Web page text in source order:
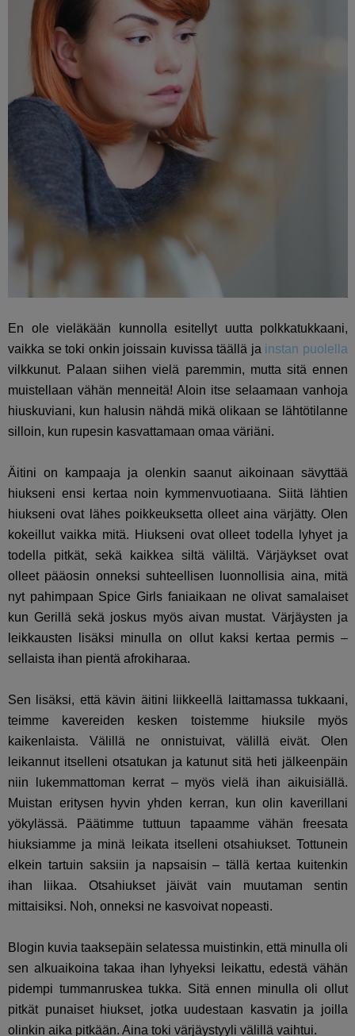
En ole vieläkään kunnolla esitellyt uutta polkkatukkaani,
vaikka se toki onkin joissain kuvissa täällä ja instan puolella
vilkkunut. Palaan siihen vielä paremmin, mutta sitä ennen
muistellaan vähän menneitä! Aloin itse selaamaan vanhoja
hiuskuviani, kun halusin nähdä mikä olikaan se lähtötilanne
silloin, kun rupesin kasvattamaan omaa väriäni.
Äitini on kampaaja ja olenkin saanut aikoinaan sävyttää
hiukseni ensi kertaa noin kymmenvuotiaana. Siitä lähtien
hiukseni ovat lähes poikkeuksetta olleet aina värjätty. Olen
kokeillut vaikka mitä. Hiukseni ovat olleet todella lyhyet ja
todella pitkät, sekä kaikkea siltä väliltä. Värjäykset ovat
olleet pääosin onneksi suhteellisen luonnollisia aina, mitä
nyt pahimpaan Spice Girls faniaikaan ne olivat samalaiset
kun Gerillä sekä joskus myös aivan mustat. Värjäysten ja
leikkausten lisäksi minulla on ollut kaksi kertaa permis –
sellaista ihan pientä afrokiharaa.
Sen lisäksi, että kävin äitini liikkeellä laittamassa tukkaani,
teimme kavereiden kesken toistemme hiuksile myös
kaikenlaista. Välillä ne onnistuivat, välillä eivät. Olen
leikannut itselleni otsatukan ja katunut sitä heti jälkeenpäin
niin lukemmattoman kerrat – myös vielä ihan aikuisiällä.
Muistan eritysen hyvin yhden kerran, kun olin kaverillani
yökylässä. Päätimme tuttuun tapaamme vähän freesata
hiuksiamme ja minä leikata itselleni otsahiukset. Tottunein
elkein tartuin saksiin ja napsaisin – tällä kertaa kuitenkin
ihan liikaa. Otsahiukset jäivät vain muutaman sentin
mittaisiksi. Noh, onneksi ne kasvoivat nopeasti.
Blogin kuvia taaksepäin selatessa muistinkin, että minulla oli
sen alkuaikoina takaa ihan lyhyeksi leikattu, edestä vähän
pidempi tummanruskea tukka. Sitä ennen minulla oli ollut
pitkät punaiset hiukset, jotka uudestaan kasvatin ja joilla
olinkin aika pitkään. Aina toki värjäystyyli välillä vaihtui.